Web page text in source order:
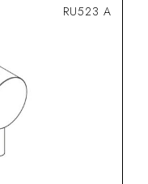
RU523 A